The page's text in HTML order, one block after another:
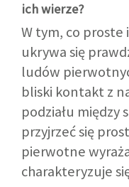
ich wierze?
W tym, co
ukrywa się
ludów
bliski kontakt z
podziału między
przyjrzeć się
pierwotne
charakteryzuje